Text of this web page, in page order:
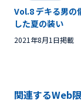
Vol.8 デキる男の
した夏の装い
2021年8月1日掲載
関連するWeb